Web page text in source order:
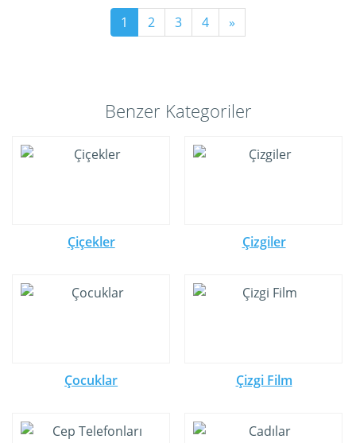
1 2 3 4 »
Benzer Kategoriler
Çiçekler Çizgiler
Çocuklar Çizgi Film